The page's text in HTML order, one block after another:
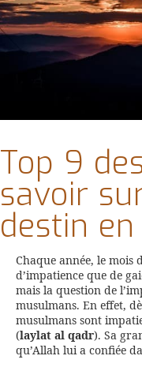
Top 9
savoir
destin
Chaque année, le mois
d’impatience que de
mais la question de
musulmans. En effet,
musulmans sont
(laylat al qadr). Sa
qu’Allah lui a confiée